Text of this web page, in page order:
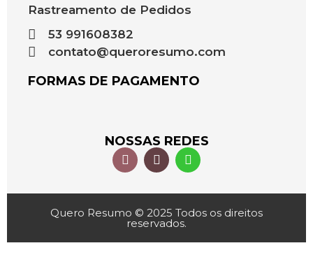
Rastreamento de Pedidos
53 991608382
contato@queroresumo.com
FORMAS DE PAGAMENTO
NOSSAS REDES
Quero Resumo © 2025 Todos os direitos
reservados.